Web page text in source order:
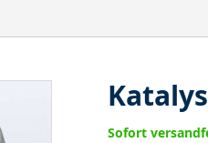
Sofort